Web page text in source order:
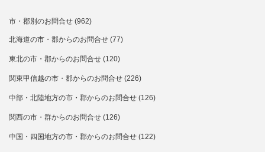
市・郡別のお問合せ (962)
北海道の市・郡からのお問合せ (77)
東北の市・郡からのお問合せ (120)
関東甲信越の市・郡からのお問合せ (226)
中部・北陸地方の市・郡からのお問合せ (126)
関西の市・群からのお問合せ (126)
中国・四国地方の市・郡からのお問合せ (122)